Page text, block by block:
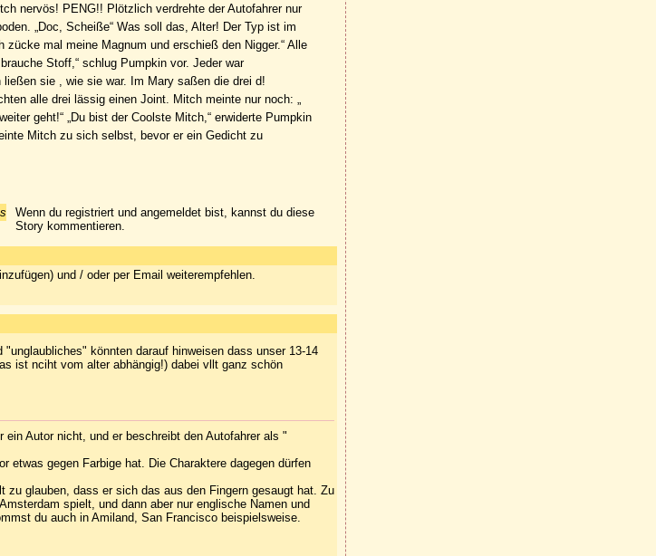
nervös! PENG!! Plötzlich verdrehte der Autofahrer nur
„Doc, Scheiße“ Was soll das, Alter! Der Typ ist im
mal meine Magnum und erschieß den Nigger.“ Alle
Stoff,“ schlug Pumpkin vor. Jeder war
sie , wie sie war. Im Mary saßen die drei d!
alle drei lässig einen Joint. Mitch meinte nur noch: „
geht!“ „Du bist der Coolste Mitch,“ erwiderte Pumpkin
Mitch zu sich selbst, bevor er ein Gedicht zu
Wenn du registriert und angemeldet bist, kannst du diese
Story kommentieren.
und / oder per Email weiterempfehlen.
könnten darauf hinweisen dass unser 13-14
ist nciht vom alter abhängig!) dabei vllt ganz schön
Autor nicht, und er beschreibt den Autofahrer als "
etwas gegen Farbige hat. Die Charaktere dagegen dürfen
glauben, dass er sich das aus den Fingern gesaugt hat. Zu
spielt, und dann aber nur englische Namen und
du auch in Amiland, San Francisco beispielsweise.